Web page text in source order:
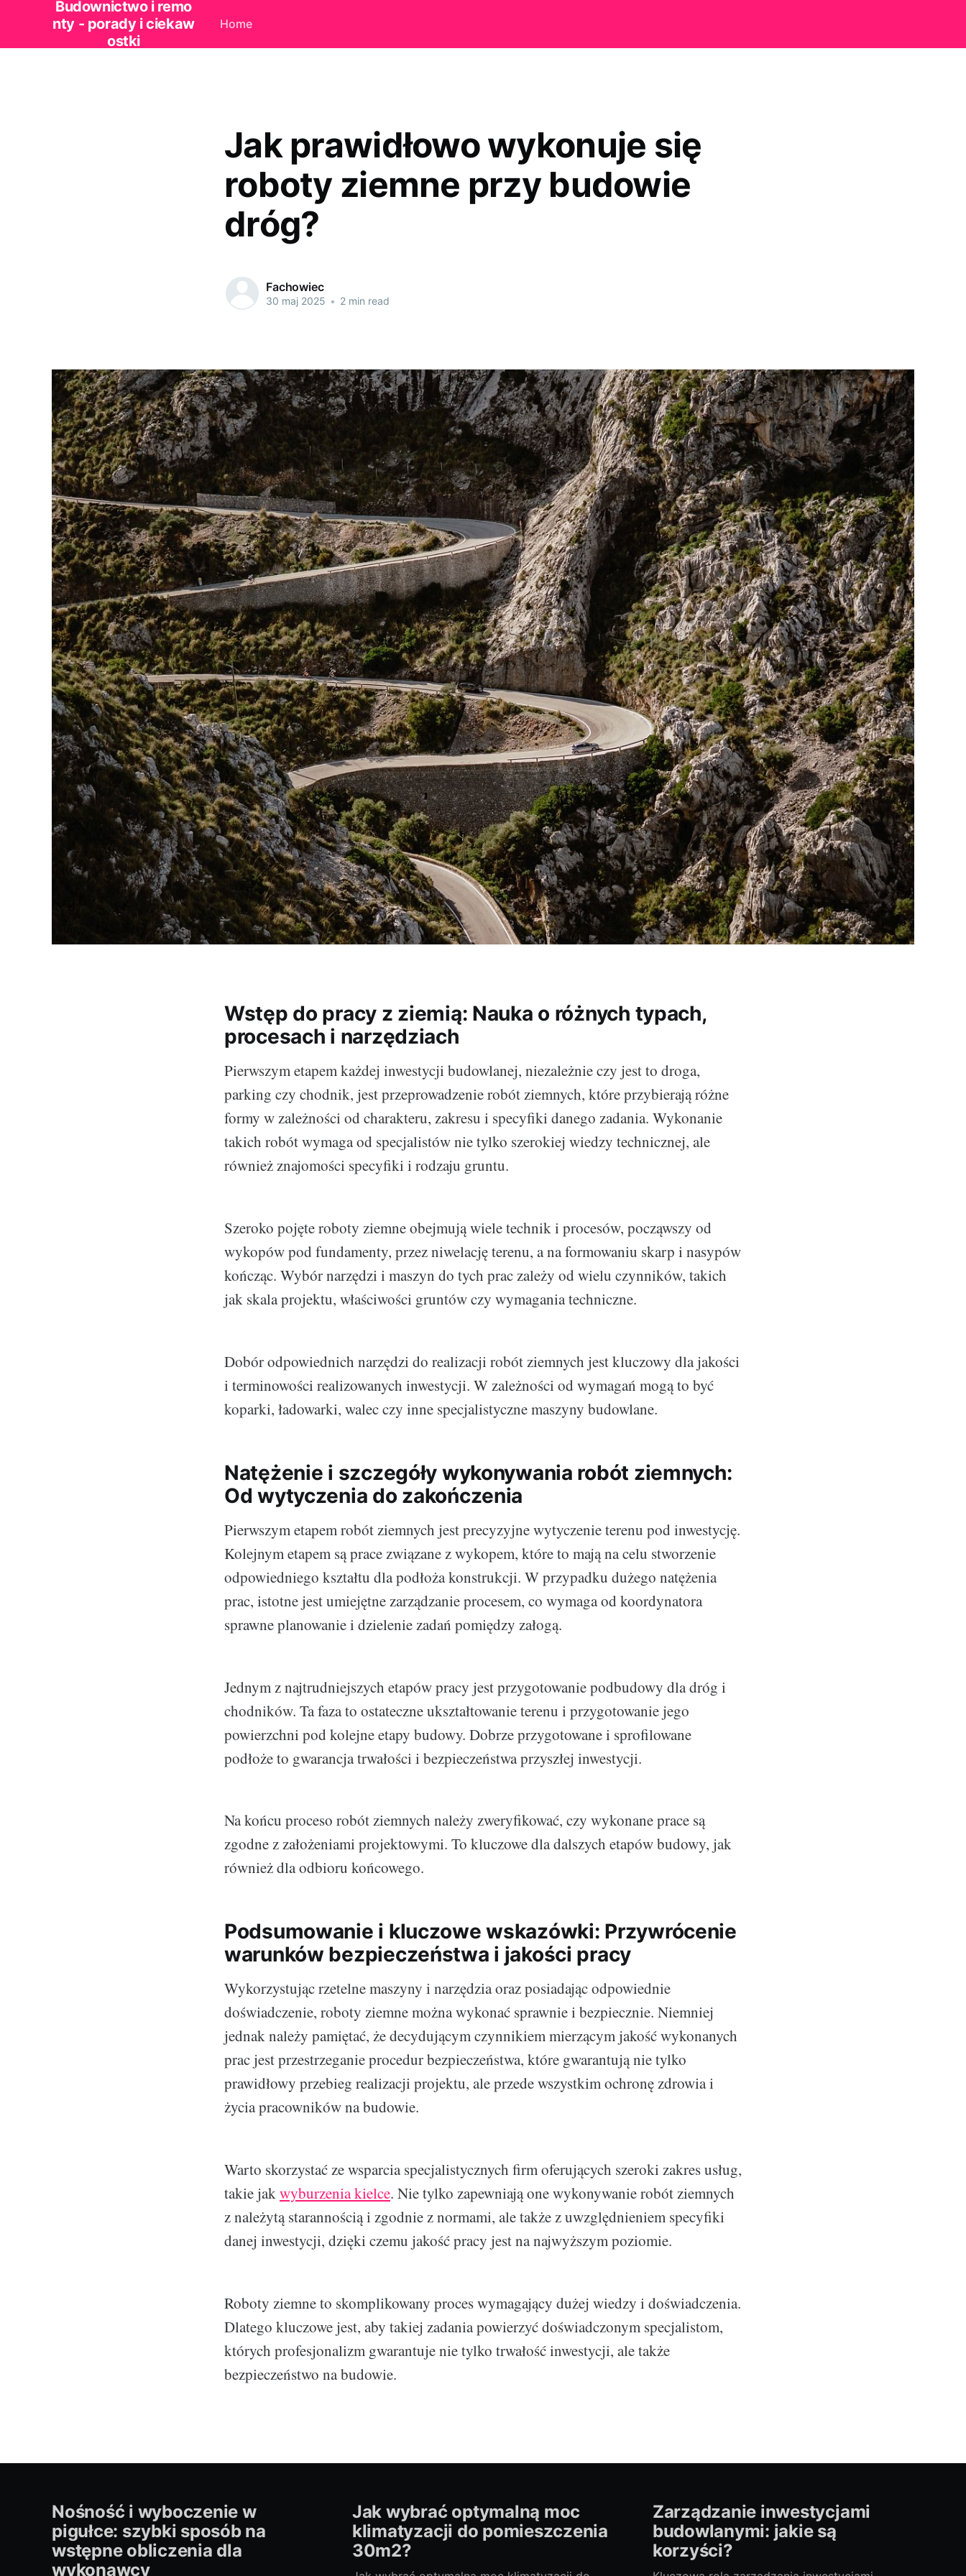
Budownictwo i remo
nty - porady i ciekaw
ostki
Home
Jak prawidłowo wykonuje się
roboty ziemne przy budowie
dróg?
Fachowiec
30 maj 2025 • 2 min read
Wstęp do pracy z ziemią: Nauka o różnych typach,
procesach i narzędziach
Pierwszym etapem każdej inwestycji budowlanej, niezależnie czy jest to droga,
parking czy chodnik, jest przeprowadzenie robót ziemnych, które przybierają różne
formy w zależności od charakteru, zakresu i specyfiki danego zadania. Wykonanie
takich robót wymaga od specjalistów nie tylko szerokiej wiedzy technicznej, ale
również znajomości specyfiki i rodzaju gruntu.
Szeroko pojęte roboty ziemne obejmują wiele technik i procesów, począwszy od
wykopów pod fundamenty, przez niwelację terenu, a na formowaniu skarp i nasypów
kończąc. Wybór narzędzi i maszyn do tych prac zależy od wielu czynników, takich
jak skala projektu, właściwości gruntów czy wymagania techniczne.
Dobór odpowiednich narzędzi do realizacji robót ziemnych jest kluczowy dla jakości
i terminowości realizowanych inwestycji. W zależności od wymagań mogą to być
koparki, ładowarki, walec czy inne specjalistyczne maszyny budowlane.
Natężenie i szczegóły wykonywania robót ziemnych:
Od wytyczenia do zakończenia
Pierwszym etapem robót ziemnych jest precyzyjne wytyczenie terenu pod inwestycję.
Kolejnym etapem są prace związane z wykopem, które to mają na celu stworzenie
odpowiedniego kształtu dla podłoża konstrukcji. W przypadku dużego natężenia
prac, istotne jest umiejętne zarządzanie procesem, co wymaga od koordynatora
sprawne planowanie i dzielenie zadań pomiędzy załogą.
Jednym z najtrudniejszych etapów pracy jest przygotowanie podbudowy dla dróg i
chodników. Ta faza to ostateczne ukształtowanie terenu i przygotowanie jego
powierzchni pod kolejne etapy budowy. Dobrze przygotowane i sprofilowane
podłoże to gwarancja trwałości i bezpieczeństwa przyszłej inwestycji.
Na końcu proceso robót ziemnych należy zweryfikować, czy wykonane prace są
zgodne z założeniami projektowymi. To kluczowe dla dalszych etapów budowy, jak
również dla odbioru końcowego.
Podsumowanie i kluczowe wskazówki: Przywrócenie
warunków bezpieczeństwa i jakości pracy
Wykorzystując rzetelne maszyny i narzędzia oraz posiadając odpowiednie
doświadczenie, roboty ziemne można wykonać sprawnie i bezpiecznie. Niemniej
jednak należy pamiętać, że decydującym czynnikiem mierzącym jakość wykonanych
prac jest przestrzeganie procedur bezpieczeństwa, które gwarantują nie tylko
prawidłowy przebieg realizacji projektu, ale przede wszystkim ochronę zdrowia i
życia pracowników na budowie.
Warto skorzystać ze wsparcia specjalistycznych firm oferujących szeroki zakres usług,
takie jakwyburzenia kielce. Nie tylko zapewniają one wykonywanie robót ziemnych
z należytą starannością i zgodnie z normami, ale także z uwzględnieniem specyfiki
danej inwestycji, dzięki czemu jakość pracy jest na najwyższym poziomie.
Roboty ziemne to skomplikowany proces wymagający dużej wiedzy i doświadczenia.
Dlatego kluczowe jest, aby takiej zadania powierzyć doświadczonym specjalistom,
których profesjonalizm gwarantuje nie tylko trwałość inwestycji, ale także
bezpieczeństwo na budowie.
Nośność i wyboczenie w
pigułce: szybki sposób na
wstępne obliczenia dla
wykonawcy
Jak wybrać optymalną moc
klimatyzacji do pomieszczenia
30m2?
Zarządzanie inwestycjami
budowlanymi: jakie są
korzyści?